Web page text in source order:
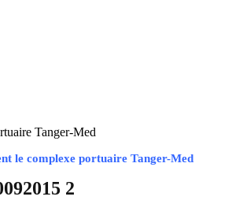
Tanger-Med
le complexe portuaire Tanger-Med